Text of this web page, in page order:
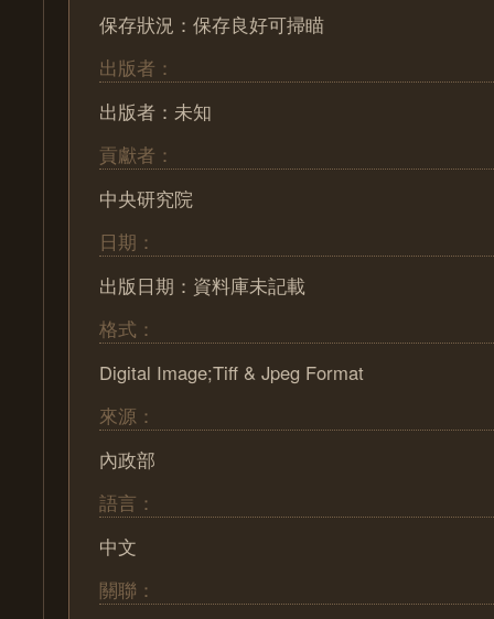
保存狀況：保存良好可掃瞄
出版者：
出版者：未知
貢獻者：
中央研究院
日期：
出版日期：資料庫未記載
格式：
Digital Image;Tiff & Jpeg Format
來源：
內政部
語言：
中文
關聯：